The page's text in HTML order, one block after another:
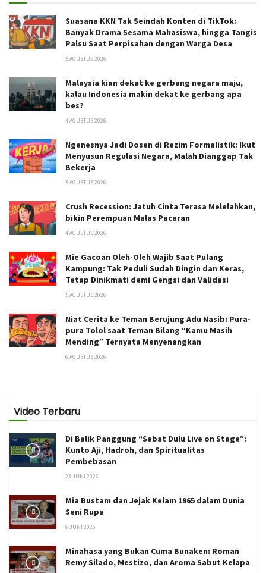
Suasana KKN Tak Seindah Konten di TikTok:
Banyak Drama Sesama Mahasiswa, hingga Tangis
Palsu Saat Perpisahan dengan Warga Desa
5 AGUSTUS 2026
Malaysia kian dekat ke gerbang negara maju,
kalau Indonesia makin dekat ke gerbang apa
bes?
4 AGUSTUS 2026
Ngenesnya Jadi Dosen di Rezim Formalistik: Ikut
Menyusun Regulasi Negara, Malah Dianggap Tak
Bekerja
5 AGUSTUS 2026
Crush Recession: Jatuh Cinta Terasa Melelahkan,
bikin Perempuan Malas Pacaran
4 AGUSTUS 2026
Mie Gacoan Oleh-Oleh Wajib Saat Pulang
Kampung: Tak Peduli Sudah Dingin dan Keras,
Tetap Dinikmati demi Gengsi dan Validasi
5 AGUSTUS 2026
Niat Cerita ke Teman Berujung Adu Nasib: Pura-
pura Tolol saat Teman Bilang “Kamu Masih
Mending” Ternyata Menyenangkan
6 AGUSTUS 2026
Video Terbaru
Di Balik Panggung “Sebat Dulu Live on Stage”:
Kunto Aji, Hadroh, dan Spiritualitas
Pembebasan
23 JUNI 2026
Mia Bustam dan Jejak Kelam 1965 dalam Dunia
Seni Rupa
6 JUNI 2026
Minahasa yang Bukan Cuma Bunaken: Roman
Remy Silado, Mestizo, dan Aroma Sabut Kelapa